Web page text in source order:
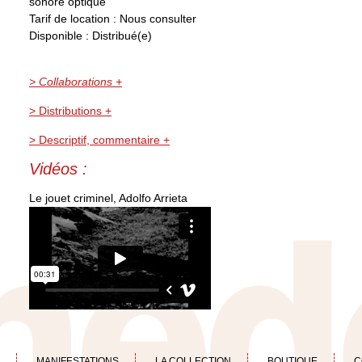
Tarif de location : Nous consulter
Disponible : Distribué(e)
> Collaborations +
> Distributions +
> Descriptif, commentaire +
Vidéos :
Le jouet criminel, Adolfo Arrieta